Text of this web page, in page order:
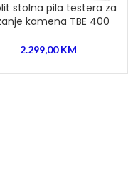
stolna pila testera za
kamena TBE 400
2.299,00KM